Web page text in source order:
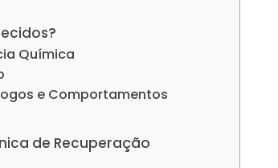
Química
e Comportamentos
de Recuperação